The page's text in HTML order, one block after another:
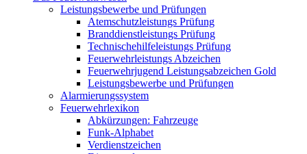
Leistungsbewerbe und Prüfungen
Atemschutzleistungs Prüfung
Branddienstleistungs Prüfung
Technischehilfeleistungs Prüfung
Feuerwehrleistungs Abzeichen
Feuerwehrjugend Leistungsabzeichen Gold
Leistungsbewerbe und Prüfungen
Alarmierungssystem
Feuerwehrlexikon
Abkürzungen: Fahrzeuge
Funk-Alphabet
Verdienstzeichen